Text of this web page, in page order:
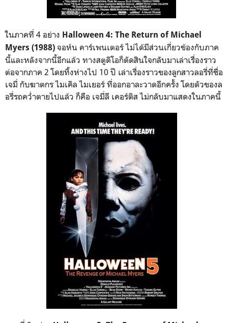
ในภาคที่ 4 อย่าง Halloween 4: The Return of Michael
Myers (1988) จอห์น คาร์เพนเตอร์ ไม่ได้มีส่วนเกี่ยวข้องกับภาค
นี้และหลังจากนี้อีกแล้ว ทางสตูดิโอก็ตัดสินใจกลับมาเล่าเรื่องราว
ต่อจากภาค 2 โดยทิ้งห่างไป 10 ปี เล่าเรื่องราวของลูกสาวลอรี่ที่ชื่อ
เจมี่ กับฆาตกร ไมเคิล ไมเยอร์ ที่ออกอาละวาดอีกครั้ง โดยตัวของล
อรี่รถคว่ำตายไปแล้ว ก็คือ เจมี่ลี เคอร์ติส ไม่กลับมาแสดงในภาคนี้